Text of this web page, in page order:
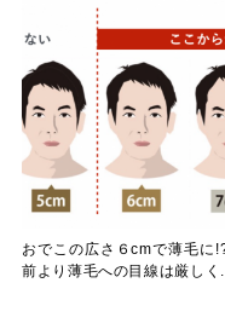
おでこの広さ６cmで薄毛に
前より薄毛への目線は厳しく